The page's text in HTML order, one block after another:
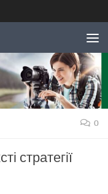
0
стратегії